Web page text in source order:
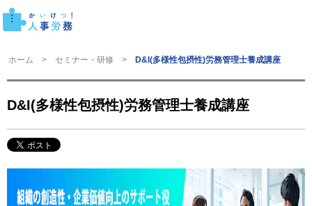
ホーム セミナー・研修 D&I(多様性包摂性)労務管理士養成講座
D&I(多様性包摂性)労務管理士養成講座